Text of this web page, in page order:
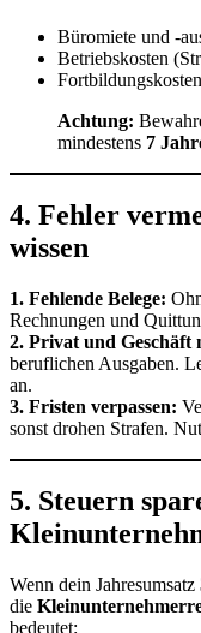
Büromiete und -
Betriebskosten
Achtung:
mindestens 7
4. Fehler
wissen
1. Fehlende Belege:
Rechnungen und
2. Privat und Geschäft
beruflichen Ausgaben.
an.
3. Fristen verpassen:
sonst drohen Strafen.
5. Steuern
Wenn dein Jahresumsatz
die
bedeutet: